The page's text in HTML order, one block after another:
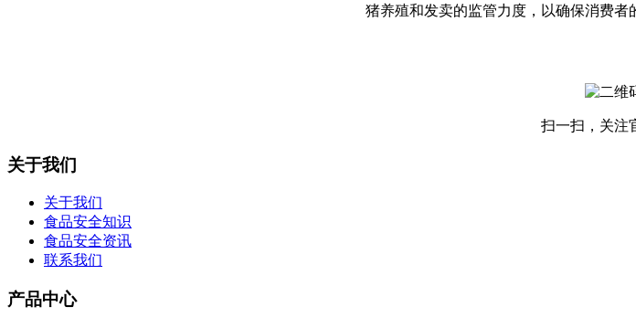
猪养殖和发卖的监管力度，以确保消费者
扫一扫，关注
关于我们
关于我们
食品安全知识
食品安全资讯
联系我们
产品中心